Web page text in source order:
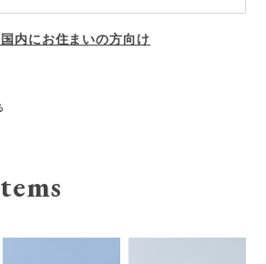
内にお住まいの方向け